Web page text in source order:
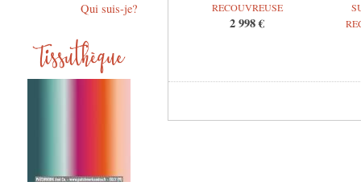
RECOUVREUSE
2 998 €
Qui suis-je?